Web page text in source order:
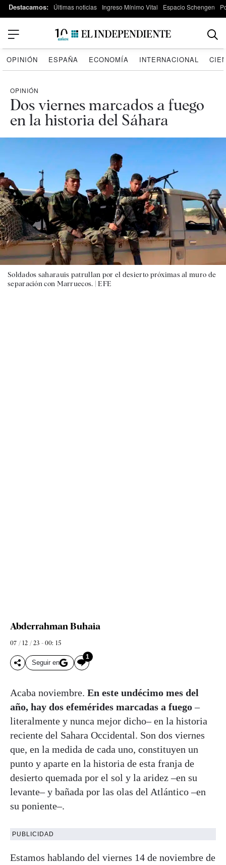
Destacamos: Últimas noticias Ingreso Mínimo Vital Espacio Schengen
OPINIÓN ESPAÑA ECONOMÍA INTERNACIONAL
OPINIÓN
Dos viernes marcados a fuego
en la historia del Sáhara
Soldados saharauis patrullan por el desierto próximas al muro de
separación con Marruecos. |EFE
Abderrahman Buhaia
07 / 12 / 23 - 00: 15
Seguir en
1
Acaba noviembre. En este undécimo mes del
año, hay dos efemérides marcadas a fuego–
literalmente y nunca mejor dicho– en la historia
reciente del Sahara Occidental. Son dos viernes
que, en la medida de cada uno, constituyen un
punto y aparte en la historia de esta franja de
desierto quemada por el sol y la aridez –en su
levante– y bañada por las olas del Atlántico –en
su poniente–.
PUBLICIDAD
Estamos hablando del viernes 14 de noviembre de